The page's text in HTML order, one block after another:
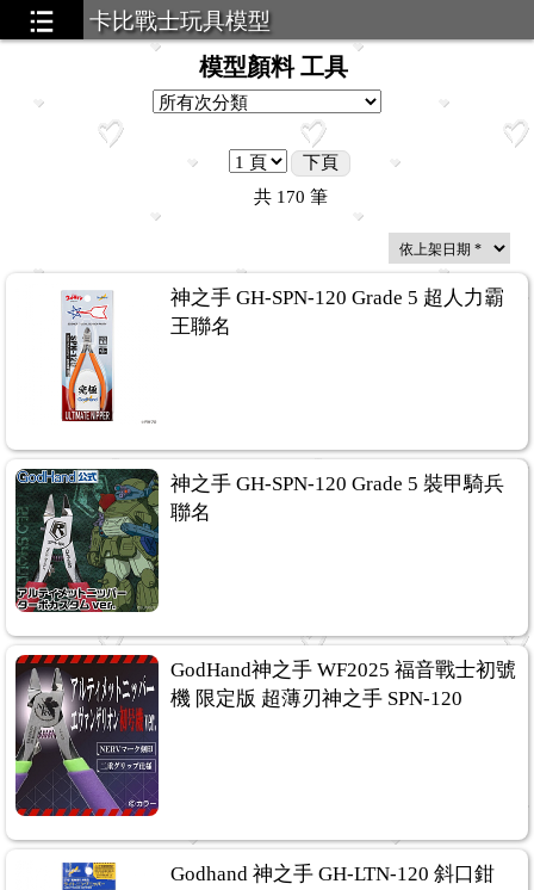
卡比戰士玩具模型
模型顏料 工具
下頁
共 170 筆
神之手 GH-SPN-120 Grade 5 超人力霸
王聯名
神之手 GH-SPN-120 Grade 5 裝甲騎兵
聯名
GodHand神之手 WF2025 福音戰士初號
機 限定版 超薄刃神之手 SPN-120
Godhand 神之手 GH-LTN-120 斜口鉗